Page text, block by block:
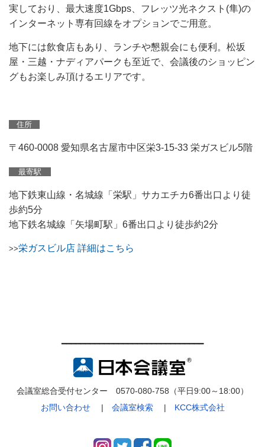
実しており、最大速度1Gbps、フレッツ光ネクスト(隼)の
インターネット専有回線をオプションでご用意。
地下には飲食店もあり、ランチや懇親会にも便利。松坂
屋・三越・ナディアパークも至近で、会議後のショッピン
グもお楽しみ頂けるエリアです。
住所
〒460-0008 愛知県名古屋市中区栄3-15-33 栄ガスビル5階
最寄駅
地下鉄東山線・名城線「栄駅」サカエチカ6番出口より徒
歩約5分
地下鉄名城線「矢場町駅」6番出口より徒歩約2分
>>栄ガスビル店 詳細はこちら
━━━━━━━━━━━━━━━━━━━━━━━━━━━━━━
会議室総合受付センター 0570-080-758（平日9:00～18:00）
お問い合わせ| 会議室検索| KCC株式会社